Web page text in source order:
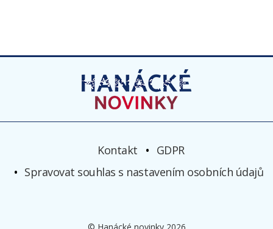
Kontakt
GDPR
Spravovat souhlas s nastavením osobních údajů